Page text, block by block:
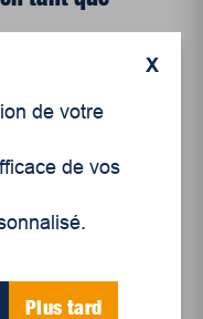
climatiques
a déposé
de loi C-392 pour
du Québec et
même
X
de votre
de vos
Plus tard